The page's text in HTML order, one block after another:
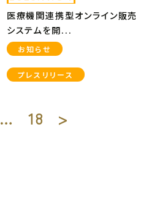
医療機関連携型オンライン販売
システムを開...
お知らせ
プレスリリース
… 18 >